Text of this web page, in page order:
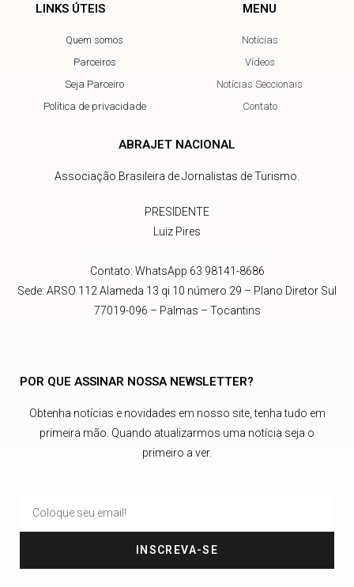
LINKS ÚTEIS
Quem somos
Parceiros
Seja Parceiro
Política de privacidade
MENU
Notícias
Vídeos
Notícias Seccionais
Contato
ABRAJET NACIONAL
Associação Brasileira de Jornalistas de Turismo.
PRESIDENTE
Luiz Pires
Contato: WhatsApp 63 98141-8686
Sede: ARSO 112 Alameda 13 qi 10 número 29 – Plano Diretor Sul
77019-096 – Palmas – Tocantins
POR QUE ASSINAR NOSSA NEWSLETTER?
Obtenha notícias e novidades em nosso site, tenha tudo em
primeira mão. Quando atualizarmos uma notícia seja o
primeiro a ver.
INSCREVA-SE